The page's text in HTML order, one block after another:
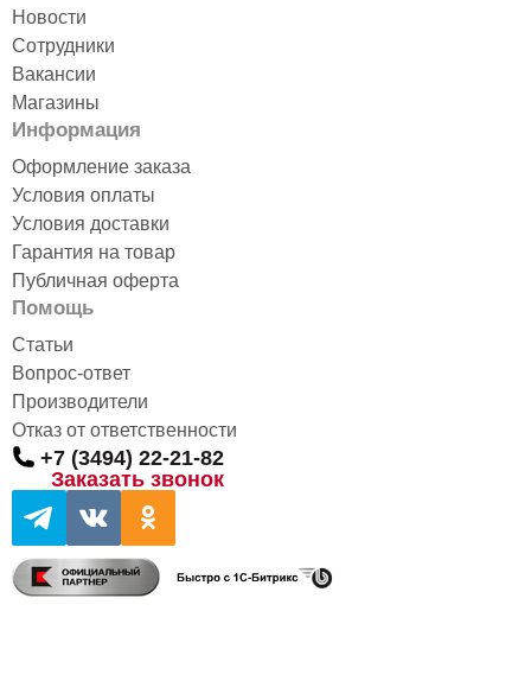
Новости
Сотрудники
Вакансии
Магазины
Информация
Оформление заказа
Условия оплаты
Условия доставки
Гарантия на товар
Публичная оферта
Помощь
Статьи
Вопрос-ответ
Производители
Отказ от ответственности
+7 (3494) 22-21-82
Заказать звонок